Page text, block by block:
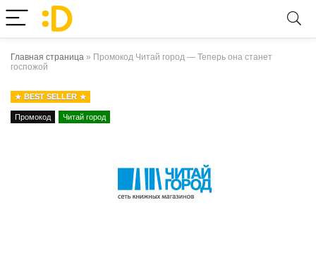
Главная страница » Промокод Читай город — Теперь она станет
госпожой
BEST SELLER
Промокод Читай город